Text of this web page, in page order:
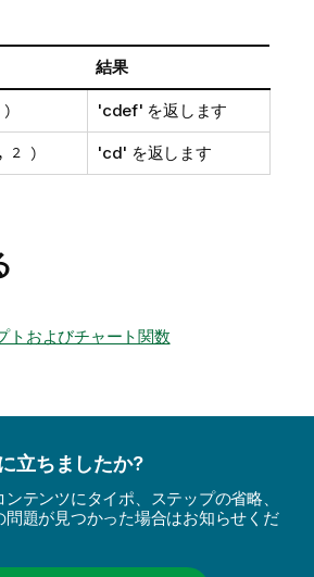
結果
) 'cdef' を返します
2 ) 'cd' を返します
トおよびチャート関数
立ちましたか?
テンツにタイポ、ステップの省略、
題が見つかった場合はお知らせくだ